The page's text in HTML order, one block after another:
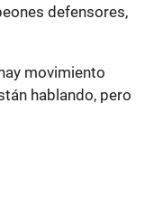
defensores,
movimiento
hablando, pero